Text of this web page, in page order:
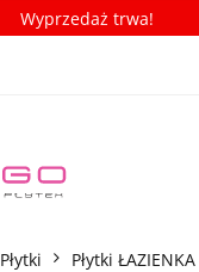
Wyprzedaż trwa!
Płytki Płytki ŁAZIENKA